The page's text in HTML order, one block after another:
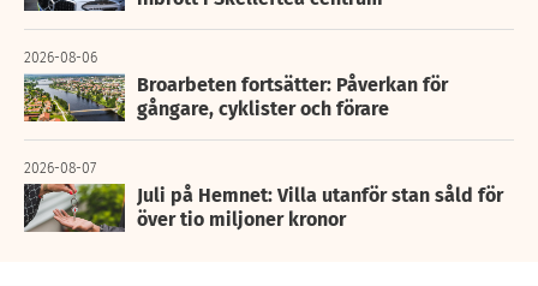
2026-08-06
Broarbeten fortsätter: Påverkan för
gångare, cyklister och förare
2026-08-07
Juli på Hemnet: Villa utanför stan såld för
över tio miljoner kronor